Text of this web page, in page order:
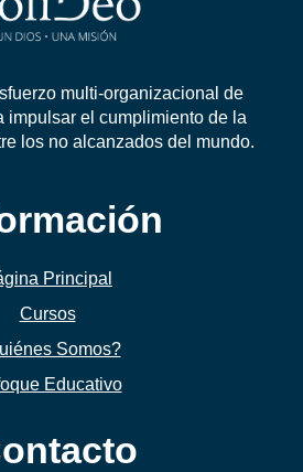
multi-organizacional de
impulsar el cumplimiento de la
los no alcanzados del mundo.
Principal
Cursos
Somos?
Educativo